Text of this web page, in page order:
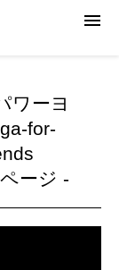

ワーヨ
for-
ージ -